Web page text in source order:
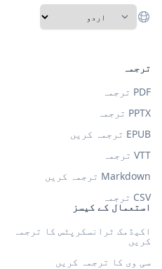
استعمال کے کیسز
اکیڈمک ٹرانسکرپٹس کا ترجمہ
کریں
سی وی کا ترجمہ کریں
ترجمہ
PDF ترجمہ
PPTX ترجمہ
EPUB ترجمہ کریں
VTT ترجمہ
Markdown ترجمہ کریں
CSV ترجمہ